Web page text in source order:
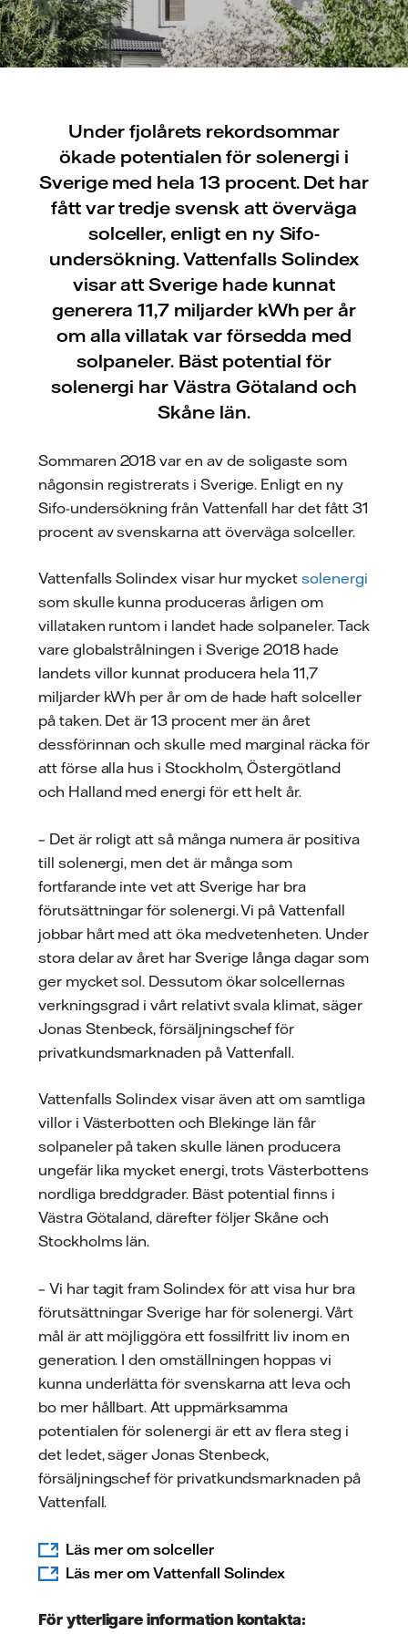
Under fjolårets rekordsommar
ökade potentialen för solenergi i
Sverige med hela 13 procent. Det har
fått var tredje svensk att överväga
solceller, enligt en ny Sifo-
undersökning. Vattenfalls Solindex
visar att Sverige hade kunnat
generera 11,7 miljarder kWh per år
om alla villatak var försedda med
solpaneler. Bäst potential för
solenergi har Västra Götaland och
Skåne län.
Sommaren 2018 var en av de soligaste som
någonsin registrerats i Sverige. Enligt en ny
Sifo-undersökning från Vattenfall har det fått 31
procent av svenskarna att överväga solceller.
Vattenfalls Solindex visar hur mycketsolenergi
som skulle kunna produceras årligen om
villataken runtom i landet hade solpaneler. Tack
vare globalstrålningen i Sverige 2018 hade
landets villor kunnat producera hela 11,7
miljarder kWh per år om de hade haft solceller
på taken. Det är 13 procent mer än året
dessförinnan och skulle med marginal räcka för
att förse alla hus i Stockholm, Östergötland
och Halland med energi för ett helt år.
– Det är roligt att så många numera är positiva
till solenergi, men det är många som
fortfarande inte vet att Sverige har bra
förutsättningar för solenergi. Vi på Vattenfall
jobbar hårt med att öka medvetenheten. Under
stora delar av året har Sverige långa dagar som
ger mycket sol. Dessutom ökar solcellernas
verkningsgrad i vårt relativt svala klimat, säger
Jonas Stenbeck, försäljningschef för
privatkundsmarknaden på Vattenfall.
Vattenfalls Solindex visar även att om samtliga
villor i Västerbotten och Blekinge län får
solpaneler på taken skulle länen producera
ungefär lika mycket energi, trots Västerbottens
nordliga breddgrader. Bäst potential finns i
Västra Götaland, därefter följer Skåne och
Stockholms län.
– Vi har tagit fram Solindex för att visa hur bra
förutsättningar Sverige har för solenergi. Vårt
mål är att möjliggöra ett fossilfritt liv inom en
generation. I den omställningen hoppas vi
kunna underlätta för svenskarna att leva och
bo mer hållbart. Att uppmärksamma
potentialen för solenergi är ett av flera steg i
det ledet, säger Jonas Stenbeck,
försäljningschef för privatkundsmarknaden på
Vattenfall.
Läs mer om solceller
Läs mer om Vattenfall Solindex
För ytterligare information kontakta: